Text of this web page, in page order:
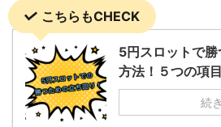
こちらもCHECK
5円スロットで
方法！５つの項
続